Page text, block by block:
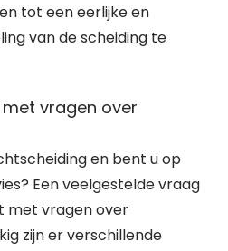
tot een eerlijke en
van de scheiding te
vragen over
en bent u op
Een veelgestelde vraag
met vragen over
zijn er verschillende